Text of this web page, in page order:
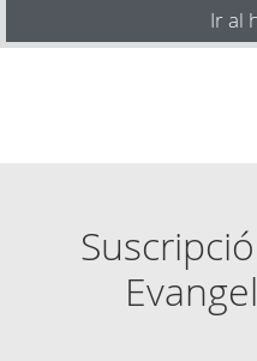
Ir al